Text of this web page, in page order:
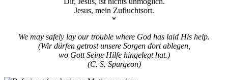
Jesus, mein Zufluchtsort.
*
We may safely lay our trouble where God has laid His help.
(Wir dürfen getrost unsere Sorgen dort ablegen,
wo Gott Seine Hilfe hingelegt hat.)
(C. S. Spurgeon)